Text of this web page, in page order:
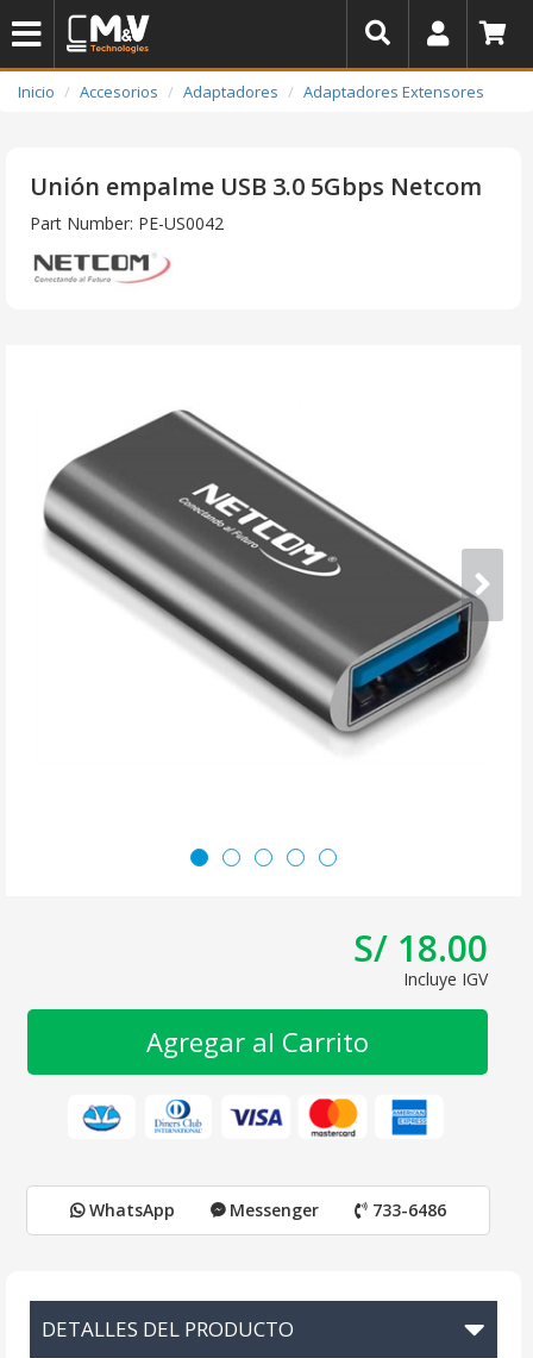
Inicio Accesorios Adaptadores Adaptadores Extensores
Unión empalme USB 3.0 5Gbps Netcom
Part Number: PE-US0042
S/ 18.00
Incluye IGV
Agregar al Carrito
WhatsApp Messenger 733-6486
DETALLES DEL PRODUCTO